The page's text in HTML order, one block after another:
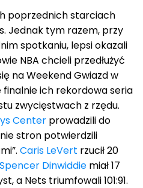
poprzednich starciach
Jednak tym razem, przy
spotkaniu, lepsi okazali
NBA chcieli przedłużyć
na Weekend Gwiazd w
ich rekordowa seria
zwycięstwach z rzędu.
Center prowadzili do
stron potwierdzili
Caris LeVert rzucił 20
Spencer Dinwiddie miał 17
a Nets triumfowali 101:91.